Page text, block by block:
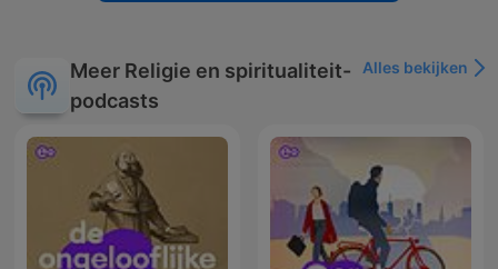
Meer Religie en spiritualiteit-
podcasts
Alles bekijken